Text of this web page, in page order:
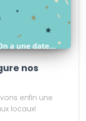
nos
enfin une
locaux!